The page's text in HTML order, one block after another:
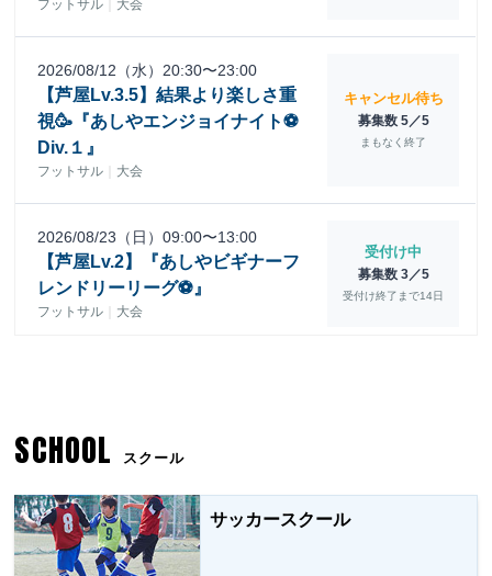
SCHOOL スクール
サッカースクール